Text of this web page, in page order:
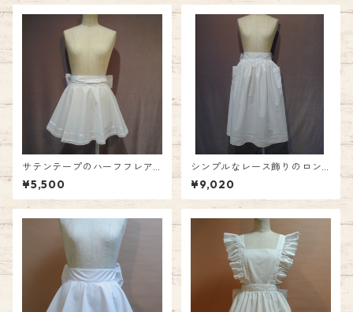
サテンテープのハーフフレア
ーエプロン
¥5,500
シンプルなレース飾りのロン
グハーフエプロン
¥9,020